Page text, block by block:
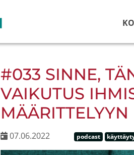
#033 SINNE,
VAIKUTUS
MÄÄRITTELYYN
07.06.2022 podcast